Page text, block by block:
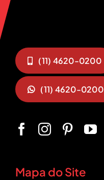
(11) 4620-0200
(11) 4620-0200
Mapa do Site